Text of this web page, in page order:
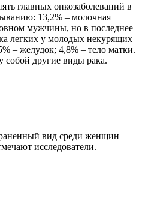
главных онкозаболеваний в
13,2% – молочная
мужчины, но в последнее
легких у молодых некурящих
– желудок; 4,8% – тело матки.
собой другие виды рака.
вид среди женщин
исследователи.